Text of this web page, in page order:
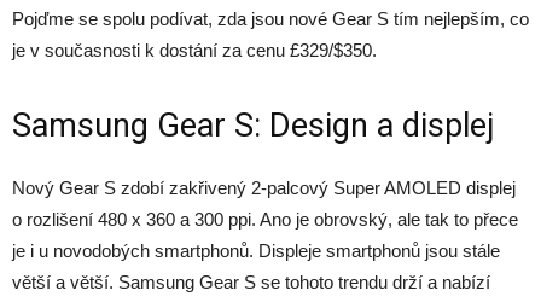
Pojďme se spolu podívat, zda jsou nové Gear S tím nejlepším, co
je v současnosti k dostání za cenu £329/$350.
Samsung Gear S: Design a displej
Nový Gear S zdobí zakřivený 2-palcový Super AMOLED displej
o rozlišení 480 x 360 a 300 ppi. Ano je obrovský, ale tak to přece
je i u novodobých smartphonů. Displeje smartphonů jsou stále
větší a větší. Samsung Gear S se tohoto trendu drží a nabízí